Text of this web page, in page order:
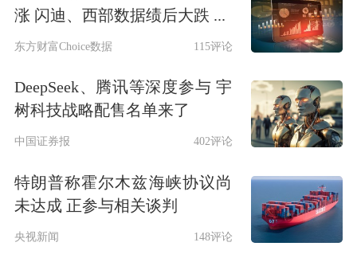
地规划布局方案》，到2030年，规划建
设风光基地总装机约4.55亿千瓦。其
中“十四五”和“十五五”时期规划建设大
型风电光伏基地总装机约200GW和
255GW。刘艺羡认为，大型风电光伏基
地建设成为国家推动实现“双碳”目标的
重要举措，将加速光伏等
新能源成为我
国能源的重要组成部分。
涨 闪迪、西部数据绩后大跌 ...
东方财富Choice数据 115评论
DeepSeek、腾讯等深度参与 宇
树科技战略配售名单来了
中国证券报 402评论
特朗普称霍尔木兹海峡协议尚
未达成 正参与相关谈判
央视新闻 148评论